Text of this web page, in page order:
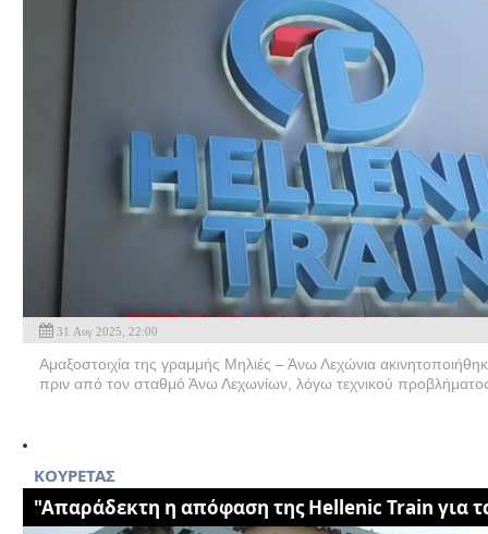
31 Αυγ 2025, 22:00
Αμαξοστοιχία της γραμμής Μηλιές – Άνω Λεχώνια
πριν από τον σταθμό Άνω Λεχωνίων, λόγω τεχνικού
KOYΡΕΤΑΣ
"Απαράδεκτη η απόφαση της Hellenic Train για